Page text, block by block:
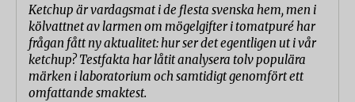
Ketchup är vardagsmat i de flesta svenska hem, men i
kölvattnet av larmen om mögelgifter i tomatpuré har
frågan fått ny aktualitet: hur ser det egentligen ut i vår
ketchup? Testfakta har låtit analysera tolv populära
märken i laboratorium och samtidigt genomfört ett
omfattande smaktest.